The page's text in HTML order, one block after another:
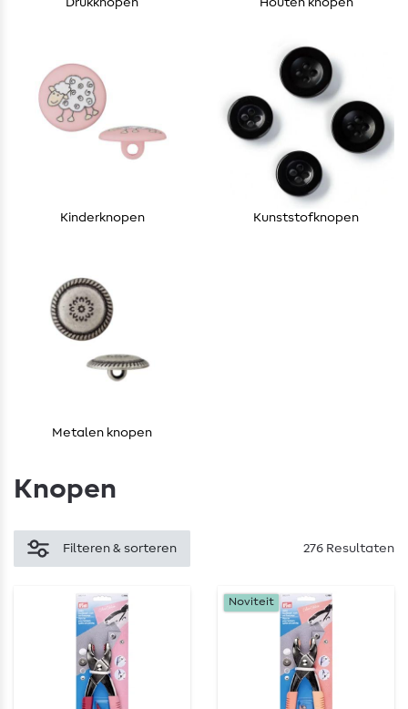
Drukknopen Houten knopen
Kinderknopen Kunststofknopen
Metalen knopen
Knopen
Filteren & sorteren 276 Resultaten
Noviteit